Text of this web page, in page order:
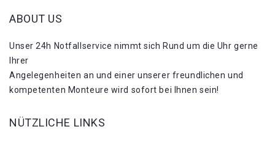
ABOUT US
Unser 24h Notfallservice nimmt sich Rund um die Uhr gerne
Ihrer
Angelegenheiten an und einer unserer freundlichen und
kompetenten Monteure wird sofort bei Ihnen sein!
NÜTZLICHE LINKS